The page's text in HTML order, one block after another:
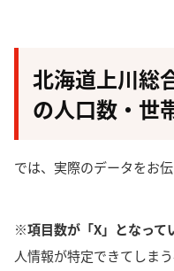
北海道上川総
の人口数・世
では、実際のデータをお伝
※項目数が「X」となって
人情報が特定できてしま